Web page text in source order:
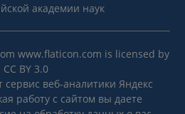
академии наук
www.flaticon.com is licensed by
CC BY 3.0
сервис веб-аналитики Яндекс
работу с сайтом вы даете